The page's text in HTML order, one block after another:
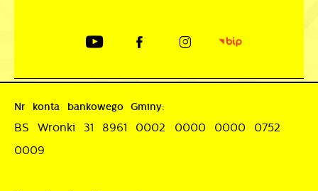
Nr konta bankowego Gminy:
BS Wronki 31 8961 0002 0000 0000 0752
0009